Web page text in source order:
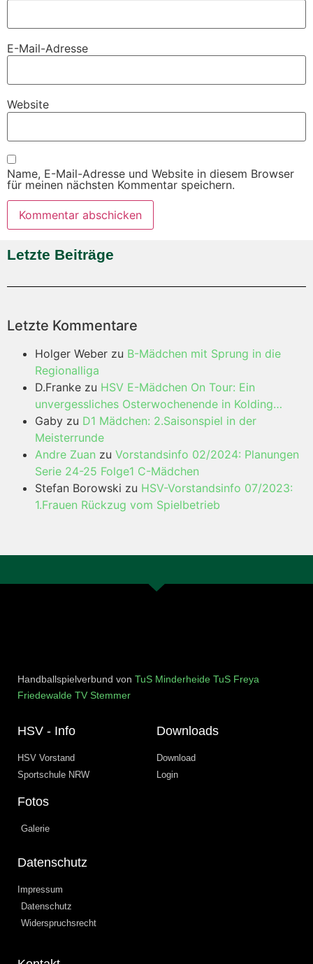
E-Mail-Adresse
Website
Name, E-Mail-Adresse und Website in diesem Browser
für meinen nächsten Kommentar speichern.
Letzte Beiträge
Letzte Kommentare
Holger Weber zu B-Mädchen mit Sprung in die
Regionalliga
D.Franke zu HSV E-Mädchen On Tour: Ein
unvergessliches Osterwochenende in Kolding…
Gaby zu D1 Mädchen: 2.Saisonspiel in der
Meisterrunde
Andre Zuan zu Vorstandsinfo 02/2024: Planungen
Serie 24-25 Folge1 C-Mädchen
Stefan Borowski zu HSV-Vorstandsinfo 07/2023:
1.Frauen Rückzug vom Spielbetrieb
Handballspielverbund von TuS Minderheide TuS Freya
Friedewalde TV Stemmer
HSV - Info
HSV Vorstand
Sportschule NRW
Fotos
Galerie
Downloads
Download
Login
Datenschutz
Impressum
Datenschutz
Widerspruchsrecht